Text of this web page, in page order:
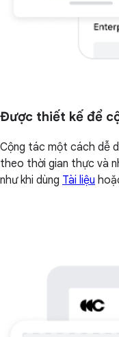
Được thiết kế để
Cộng tác một cách dễ
theo thời gian thực và
như khi dùng Tài liệu